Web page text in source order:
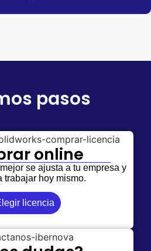
pasos
online
se ajusta a tu empresa y
trabajar hoy mismo.
licencia